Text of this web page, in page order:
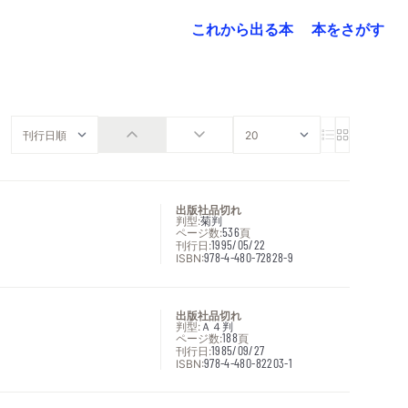
これから出る本
本をさがす
出版社品切れ
判型:菊判
ページ数:536頁
刊行日:1995/05/22
ISBN:978-4-480-72828-9
出版社品切れ
判型:Ａ４判
ページ数:188頁
刊行日:1985/09/27
ISBN:978-4-480-82203-1